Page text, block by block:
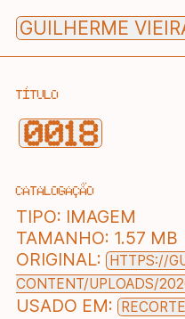
Skip
GUILHERME
TÍTULO
0018
CATALOGAÇÃO
TIPO: IMAGEM
TAMANHO: 1.57 MB
ORIGINAL: HTTPS://
CONTENT/UPLOADS/
USADO EM: